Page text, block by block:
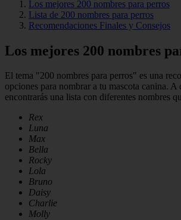
Los mejores 200 nombres para perros
Lista de 200 nombres para perros
Recomendaciones Finales y Consejos
Los mejores 200 nombres
El tema "200 nombres para perros" es una
opciones para nombrar a tu mascota canina. A
encontrarás una lista con diferentes nombres
Rex
Luna
Max
Bella
Rocky
Lola
Bruno
Daisy
Charlie
Molly